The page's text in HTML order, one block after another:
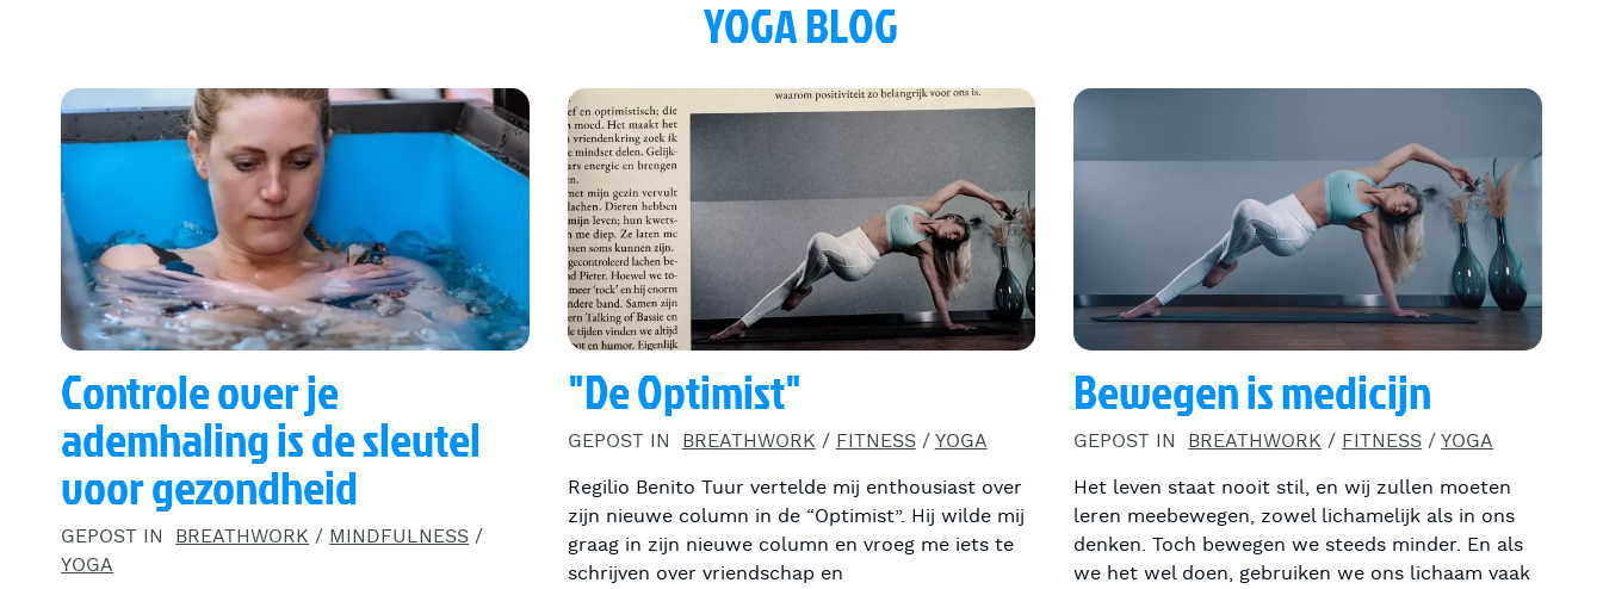
YOGA BLOG
Controle over je
ademhaling is de sleutel
voor gezondheid
GEPOST IN BREATHWORK/MINDFULNESS/
YOGA
"De Optimist"
GEPOST IN BREATHWORK/FITNESS/YOGA
Regilio Benito Tuur vertelde mij enthousiast over
zijn nieuwe column in de “Optimist”. Hij wilde mij
graag in zijn nieuwe column en vroeg me iets te
schrijven over vriendschap en
Bewegen is medicijn
GEPOST IN BREATHWORK/FITNESS/YOGA
Het leven staat nooit stil, en wij zullen moeten
leren meebewegen, zowel lichamelijk als in ons
denken. Toch bewegen we steeds minder. En als
we het wel doen, gebruiken we ons lichaam vaak